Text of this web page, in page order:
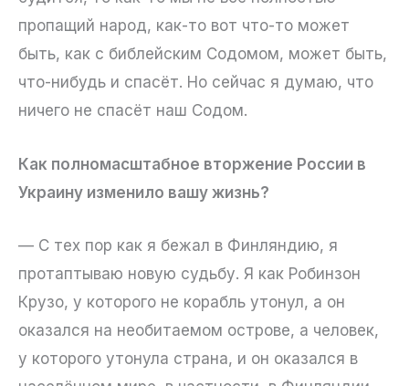
пропащий народ, как-то вот что-то может
быть, как с библейским Содомом, может быть,
что-нибудь и спасёт. Но сейчас я думаю, что
ничего не спасёт наш Содом.
Как полномасштабное вторжение России в
Украину изменило вашу жизнь?
— С тех пор как я бежал в Финляндию, я
протаптываю новую судьбу. Я как Робинзон
Крузо, у которого не корабль утонул, а он
оказался на необитаемом острове, а человек,
у которого утонула страна, и он оказался в